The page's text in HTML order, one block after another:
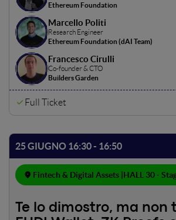
Ethereum Foundation
Marcello Politi
Research Engineer
Ethereum Foundation (dAI Team)
Francesco Cirulli
Co-founder & CTO
Builders Garden
Full Ticket
25 GIUGNO 16:30 - 16:50
Fintech & Digital Assets | HALL 30 -
Te lo dimostro, ma non